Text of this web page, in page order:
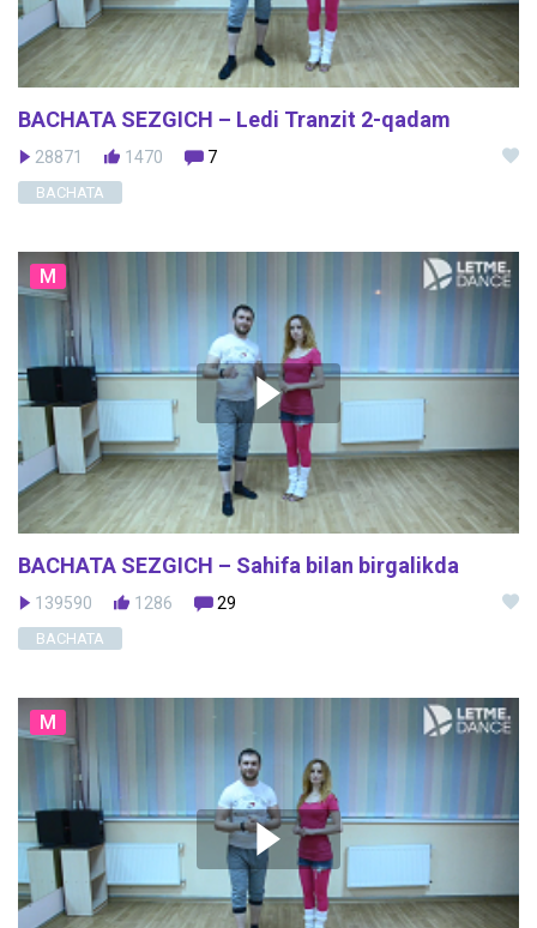
BACHATA SEZGICH – Ledi Tranzit 2-qadam
28871 1470 7
BACHATA
M
BACHATA SEZGICH – Sahifa bilan birgalikda
139590 1286 29
BACHATA
M